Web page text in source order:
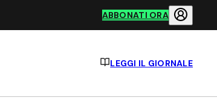
ABBONATI ORA
LEGGI IL GIORNALE